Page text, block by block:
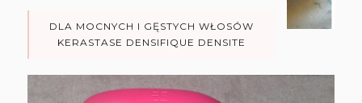
DLA MOCNYCH I GĘSTYCH WŁOSÓW
KERASTASE DENSIFIQUE DENSITE